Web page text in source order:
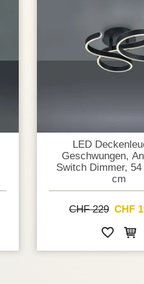
LED
Geschwungen,
Switch Dimmer,
cm
CHF 229 CHF